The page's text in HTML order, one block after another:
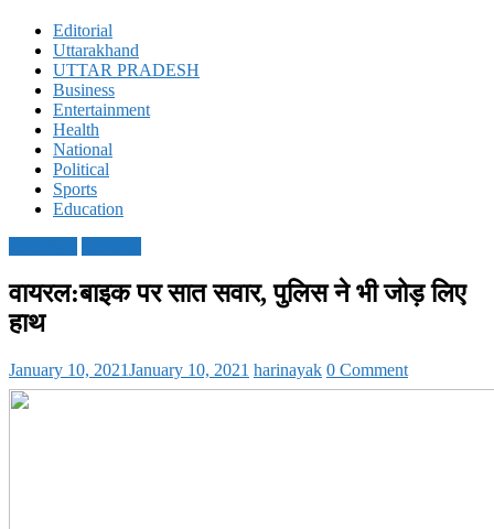
Editorial
Uttarakhand
UTTAR PRADESH
Business
Entertainment
Health
National
Political
Sports
Education
वायरल:बाइक पर सात सवार, पुलिस ने भी जोड़ लिए
हाथ
January 10, 2021January 10, 2021 harinayak 0 Comment